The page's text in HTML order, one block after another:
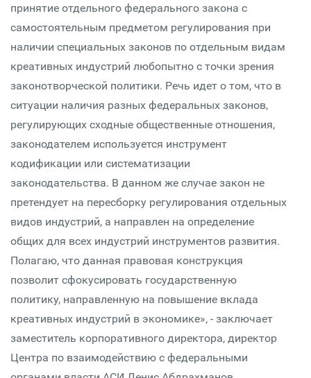
принятие отдельного федерального закона с
самостоятельным предметом регулирования при
наличии специальных законов по отдельным видам
креативных индустрий любопытно с точки зрения
законотворческой политики. Речь идет о том, что в
ситуации наличия разных федеральных законов,
регулирующих сходные общественные отношения,
законодателем используется инструмент
кодификации или систематизации
законодательства. В данном же случае закон не
претендует на пересборку регулирования отдельных
видов индустрий, а направлен на определение
общих для всех индустрий инструментов развития.
Полагаю, что данная правовая конструкция
позволит сфокусировать государственную
политику, направленную на повышение вклада
креативных индустрий в экономике», - заключает
заместитель корпоративного директора, директор
Центра по взаимодействию с федеральными